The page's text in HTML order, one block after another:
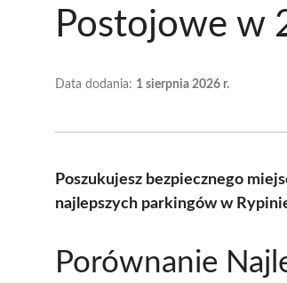
Postojowe w
Data dodania: 1 sierpnia 2026 r.
Poszukujesz bezpiecznego
najlepszych parkingów w
Porównanie